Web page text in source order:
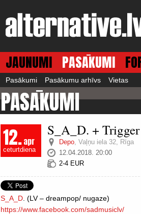
JAUNUMI PASĀKUMI
Pasākumi Pasākumu arhīvs Vietas
PASĀKUMI
12.apr
ceturtdiena
S_A_D. +
Depo, Vaļņu iela 32, Rīga
12.04.2018. 20:00
2-4 EUR
S_A_D . (LV – dreampop/ nugaze)
https://www.facebook.com/sadmusiclv/